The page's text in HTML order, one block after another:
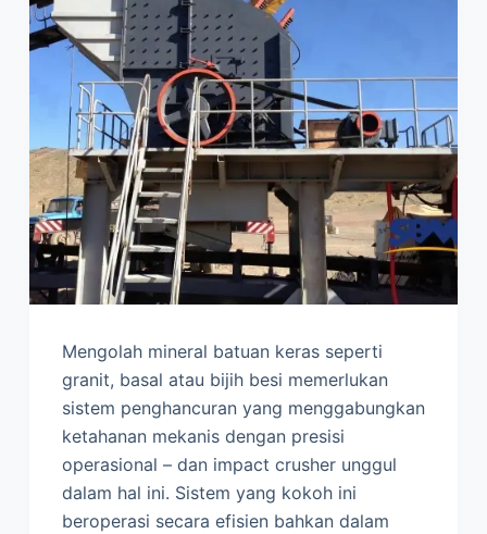
Mengolah mineral batuan keras seperti
granit, basal atau bijih besi memerlukan
sistem penghancuran yang menggabungkan
ketahanan mekanis dengan presisi
operasional – dan impact crusher unggul
dalam hal ini. Sistem yang kokoh ini
beroperasi secara efisien bahkan dalam